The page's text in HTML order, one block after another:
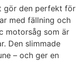
gör den perfekt för
med fällning och
motorsåg som är
Den slimmade
– och ger en